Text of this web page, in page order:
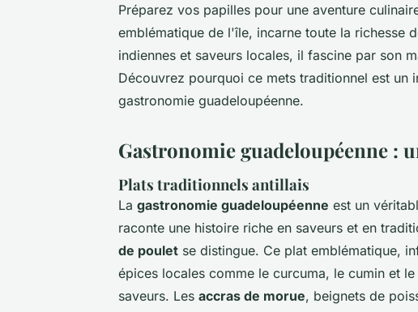
Préparez vos papilles pour une aventure
emblématique de l'île, incarne toute la richesse
indiennes et saveurs locales, il fascine par son
Découvrez pourquoi ce mets traditionnel est un
gastronomie guadeloupéenne.
Gastronomie guadeloupéenne :
Plats traditionnels antillais
La gastronomie guadeloupéenne est un
raconte une histoire riche en saveurs et en
de poulet se distingue. Ce plat emblématique,
épices locales comme le curcuma, le cumin et
saveurs. Les accras de morue, beignets de